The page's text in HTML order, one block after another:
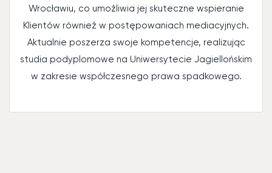
Wrocławiu, co umożliwia jej skuteczne wspieranie
Klientów również w postępowaniach mediacyjnych.
Aktualnie poszerza swoje kompetencje, realizując
studia podyplomowe na Uniwersytecie Jagiellońskim
w zakresie współczesnego prawa spadkowego.